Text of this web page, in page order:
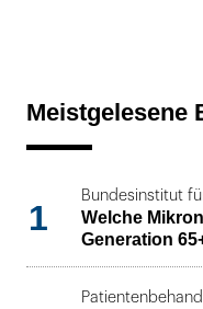
Meistgelesene
1
Bundesinstitut
Welche
Generation